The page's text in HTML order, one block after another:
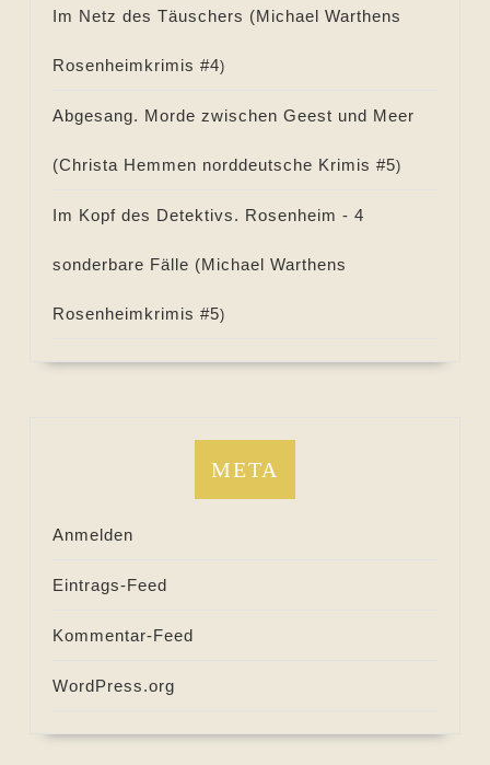
Im Netz des Täuschers (Michael Warthens
Rosenheimkrimis #4)
Abgesang. Morde zwischen Geest und Meer
(Christa Hemmen norddeutsche Krimis #5)
Im Kopf des Detektivs. Rosenheim - 4
sonderbare Fälle (Michael Warthens
Rosenheimkrimis #5)
META
Anmelden
Eintrags-Feed
Kommentar-Feed
WordPress.org